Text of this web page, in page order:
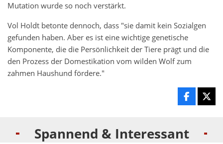
Mutation wurde so noch verstärkt.
Vol Holdt betonte dennoch, dass "sie damit kein Sozialgen
gefunden haben. Aber es ist eine wichtige genetische
Komponente, die die Persönlichkeit der Tiere prägt und die
den Prozess der Domestikation vom wilden Wolf zum
zahmen Haushund fördere."
Spannend & Interessant